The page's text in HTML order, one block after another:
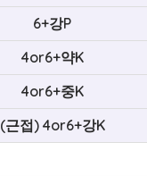
6+강P
4or6+약K
4or6+중K
(근접) 4or6+강K